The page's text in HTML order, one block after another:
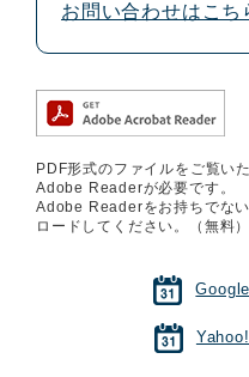
お問い合わせはこち
PDF形式のファイルをご覧い
Adobe Readerが必要です。
Adobe Readerをお持ちでな
ロードしてください。（無料）